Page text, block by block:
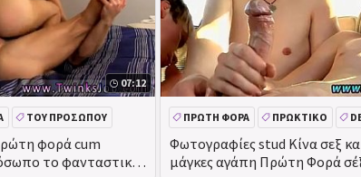
07:12
φορά cum
το φανταστικό
ΤΟΥ ΠΡΟΣΏΠΟΥ
Φωτογραφίες stud Κίνα σεξ
μάγκες αγάπη Πρώτη Φορά
ΠΡΏΤΗ ΦΟΡΆ ΠΡΩΚΤΙΚΌ